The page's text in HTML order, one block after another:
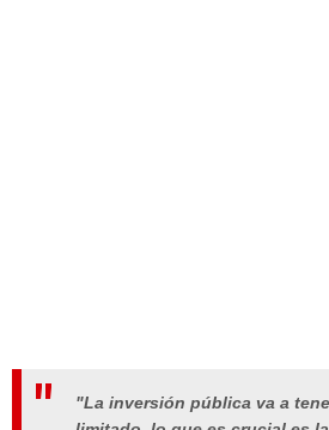
"La inversión pública va a